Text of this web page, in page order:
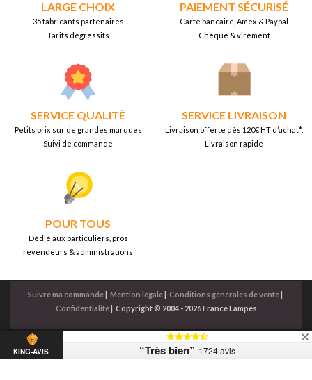
LARGE CHOIX
35 fabricants partenaires
Tarifs dégressifs
PAIEMENT SÉCURISÉ
Carte bancaire, Amex & Paypal
Chèque & virement
SERVICE QUALITÉ
Petits prix sur de grandes marques
Suivi de commande
SERVICE LIVRAISON
Livraison offerte dès 120€ HT d’achat*.
Livraison rapide
POUR TOUS
Dédié aux particuliers, pros
revendeurs & administrations
Suivre ma commande| Mention légale| Conditions générales de vente|
Confidentialité| Copyright © 2004 - 2026 France Lampes
KING-AVIS “Très bien” 1724 avis